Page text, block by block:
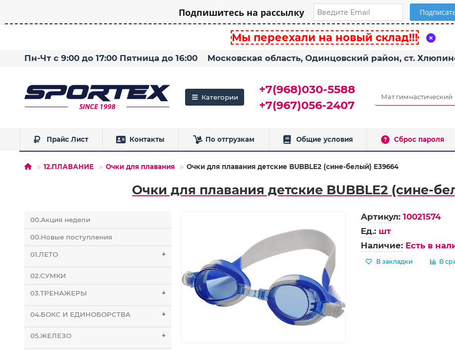
Подпишитесь на рассылку
Мы переехали на новый склад!!!
Пн-Чт с 9:00 до 17:00 Пятница до 16:00 Московская область, Одинцовский район, ст.
Категории
+7(968)030-5588
+7(967)056-2407
Прайс Лист Контакты По отгрузкам Общие условия Сброс пароля
12.ПЛАВАНИЕ Очки для плавания Очки для плавания детские BUBBLE2 (сине-белый) E39664
Очки для плавания детские BUBBLE2 (сине-
00.Акция недели
00.Новые поступления
01.ЛЕТО +
02.СУМКИ
03.ТРЕНАЖЕРЫ +
04.БОКС И ЕДИНОБОРСТВА +
05.ЖЕЛЕЗО +
Артикул: 10021574
Ед.: шт
Наличие: Есть в
В закладки В